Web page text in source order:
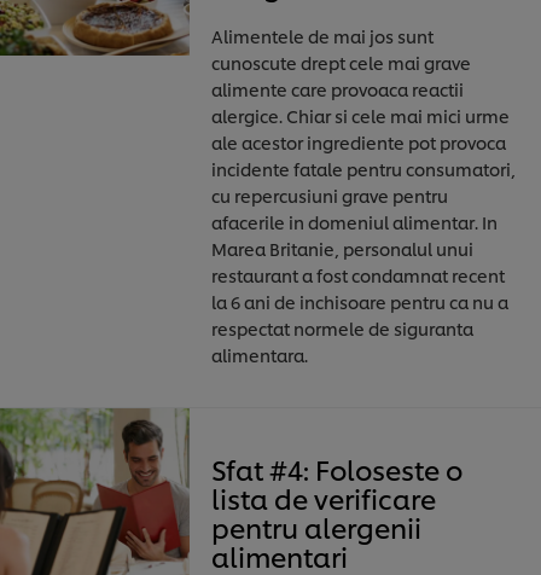
Alimentele de mai jos sunt
cunoscute drept cele mai grave
alimente care provoaca reactii
alergice. Chiar si cele mai mici urme
ale acestor ingrediente pot provoca
incidente fatale pentru consumatori,
cu repercusiuni grave pentru
afacerile in domeniul alimentar. In
Marea Britanie, personalul unui
restaurant a fost condamnat recent
la 6 ani de inchisoare pentru ca nu a
respectat normele de siguranta
alimentara.
Sfat #4: Foloseste o
lista de verificare
pentru alergenii
alimentari